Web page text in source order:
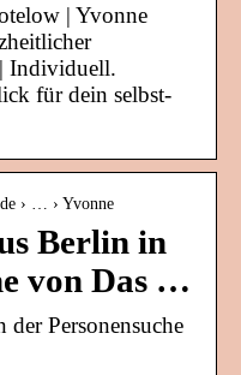
| Yvonne
Individuell.
für dein selbst-
› … › Yvonne
Berlin in
von Das …
Personensuche